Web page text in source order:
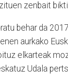
zenbait
behar da
aurkako
elkarteak
Udala